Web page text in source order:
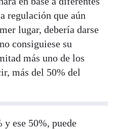
regulación que aún
lugar, debería darse
consiguiese su
más uno de los
más del 50% del
y ese 50%, puede